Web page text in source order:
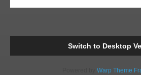
Switch to Desktop
Warp Theme